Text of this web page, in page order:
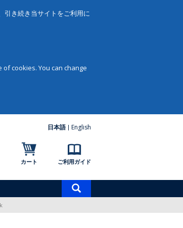
引き続き当サイトをご利用に
cookies. You can change
日本語 English
カート ご利用ガイド